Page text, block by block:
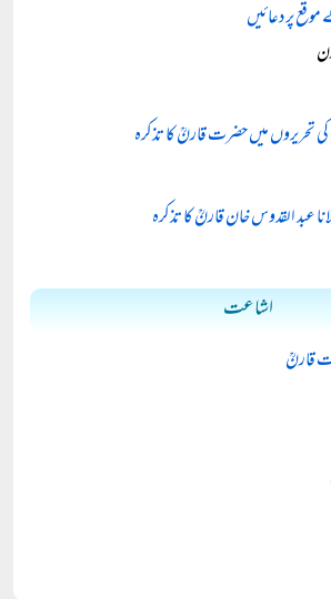
پر دعائیں
کی تحریروں میں حضرت قارنؒ کا تذکرہ
عبد القدوس خان قارنؒ کا تذکرہ
اشاعت
قارنؒ